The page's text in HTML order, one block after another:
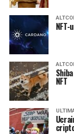
NFT